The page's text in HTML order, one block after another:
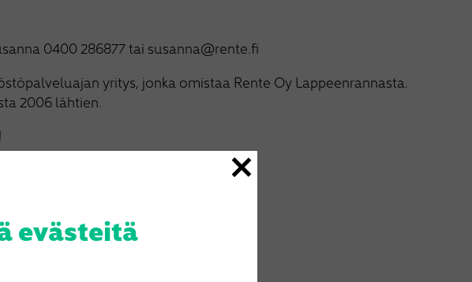
0400 286877 tai susanna@rente.fi
yritys, jonka omistaa Rente Oy Lappeenrannasta.
2006 lähtien.
evästeitä